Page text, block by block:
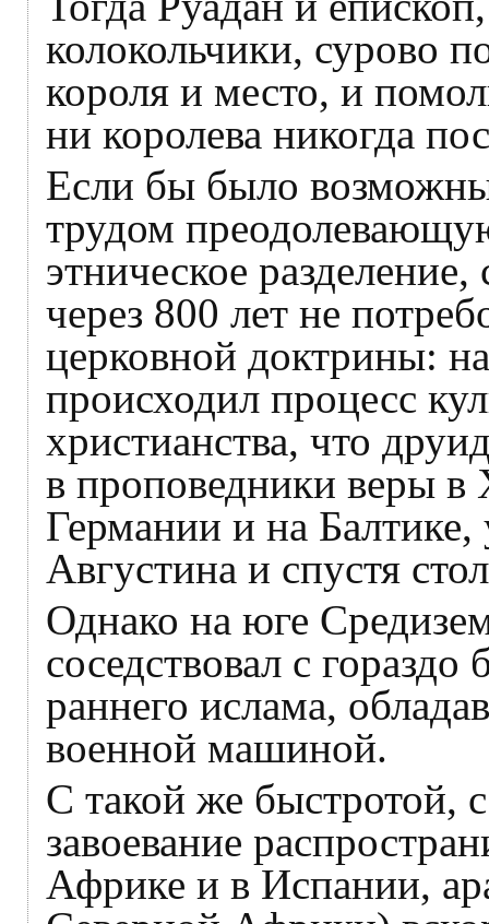
колокольчики, сурово
короля и место, и
ни королева никогда
Если бы было
трудом
этническое
через 800 лет не
церковной доктрины:
происходил процесс
христианства, что
в проповедники веры в
Германии и на
Августина и спустя
Однако на юге
соседствовал с
раннего ислама,
военной машиной.
С такой же быстротой,
завоевание
Африке и в Испании,